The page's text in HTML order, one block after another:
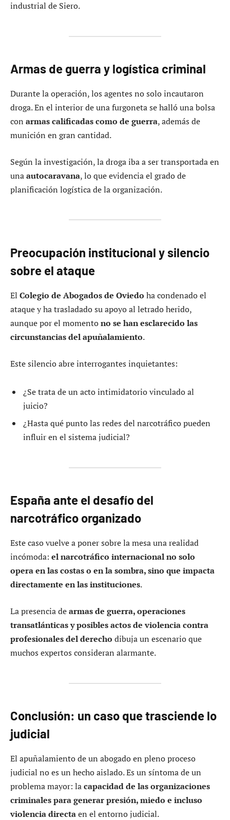
industrial de Siero.
Armas de guerra y logística criminal
Durante la operación, los agentes no solo incautaron
droga. En el interior de una furgoneta se halló una bolsa
con armas calificadas como de guerra, además de
munición en gran cantidad.
Según la investigación, la droga iba a ser transportada en
unaautocaravana, lo que evidencia el grado de
planificación logística de la organización.
Preocupación institucional y silencio
sobre el ataque
El Colegio de Abogados de Oviedo ha condenado el
ataque y ha trasladado su apoyo al letrado herido,
aunque por el momentono se han esclarecido las
circunstancias del apuñalamiento.
Este silencio abre interrogantes inquietantes:
¿Se trata de un acto intimidatorio vinculado al
juicio?
¿Hasta qué punto las redes del narcotráfico pueden
influir en el sistema judicial?
España ante el desafío del
narcotráfico organizado
Este caso vuelve a poner sobre la mesa una realidad
incómoda: el narcotráfico internacional no solo
opera en las costas o en la sombra, sino que impacta
directamente en las instituciones.
La presencia dearmas de guerra, operaciones
transatlánticas y posibles actos de violencia contra
profesionales del derecho dibuja un escenario que
muchos expertos consideran alarmante.
Conclusión: un caso que trasciende lo
judicial
El apuñalamiento de un abogado en pleno proceso
judicial no es un hecho aislado. Es un síntoma de un
problema mayor: lacapacidad de las organizaciones
criminales para generar presión, miedo e incluso
violencia directaen el entorno judicial.